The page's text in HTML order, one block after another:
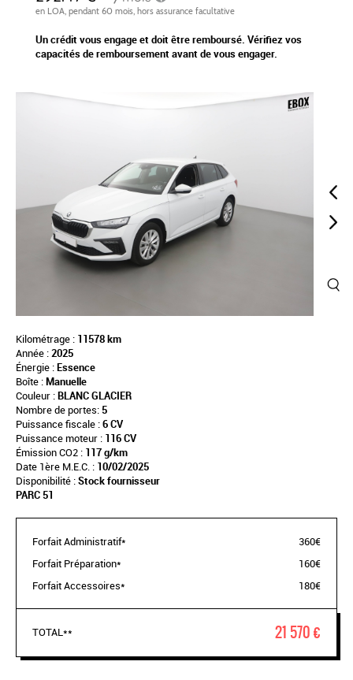
Un crédit vous engage et doit être remboursé. Vérifiez vos
capacités de remboursement avant de vous engager.
Kilométrage : 11578 km
Année :2025
Énergie :Essence
Boîte :Manuelle
Couleur :BLANC GLACIER
Nombre de portes:5
Puissance fiscale :6 CV
Puissance moteur : 116 CV
Émission CO2 : 117 g/km
Date 1ère M.E.C. : 10/02/2025
Disponibilité :Stock fournisseur
PARC 51
Forfait Administratif*
360€
Forfait Préparation*
160€
Forfait Accessoires*
180€
TOTAL** 21 570 €